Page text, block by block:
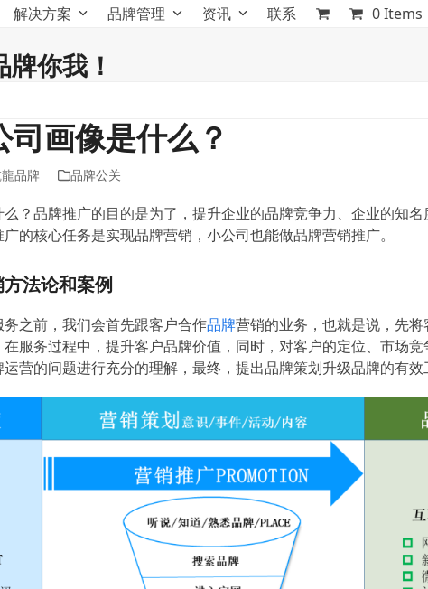
解决方案 品牌管理 资讯 联系 0 Items
你我！
司画像是什么？
品牌 品牌公关
？品牌推广的目的是为了，提升企业的品牌竞争力、企业的知名
的核心任务是实现品牌营销，小公司也能做品牌营销推广。
法论和案例
之前，我们会首先跟客户合作品牌营销的业务，也就是说，先
服务过程中，提升客户品牌价值，同时，对客户的定位、市场
营的问题进行充分的理解，最终，提出品牌策划升级品牌的有效